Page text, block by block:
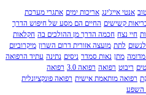
אריכות ימים אתגרי מערכת
החיים הם מסע של חיפוש הדרך
חכמה הדרך מן ההולכים בה חקלאות
מועצה אזורית דרום השרון מיקרוביום
נאות סמדר ניסים נתינה עתיד הרפואה
רפואה רפואה 3.0
רפואה
מותאמת אישית רפואה פונקציונלית